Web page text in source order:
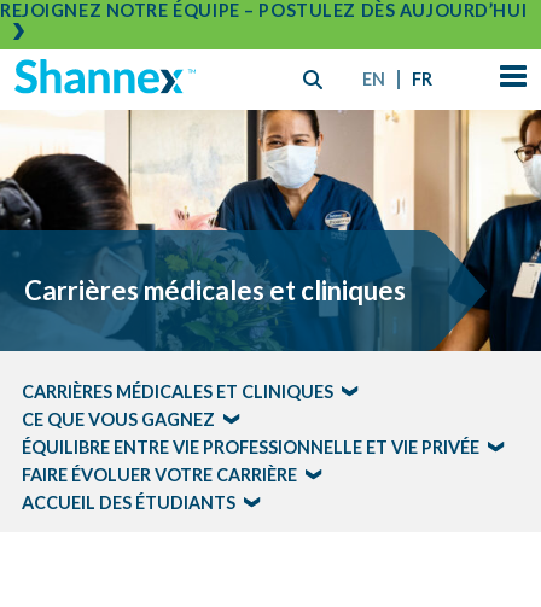
REJOIGNEZ NOTRE ÉQUIPE – POSTULEZ DÈS AUJOURD’HUI
EN FR
Carrières médicales et cliniques
CARRIÈRES MÉDICALES ET CLINIQUES
CE QUE VOUS GAGNEZ
ÉQUILIBRE ENTRE VIE PROFESSIONNELLE ET VIE PRIVÉE
FAIRE ÉVOLUER VOTRE CARRIÈRE
ACCUEIL DES ÉTUDIANTS